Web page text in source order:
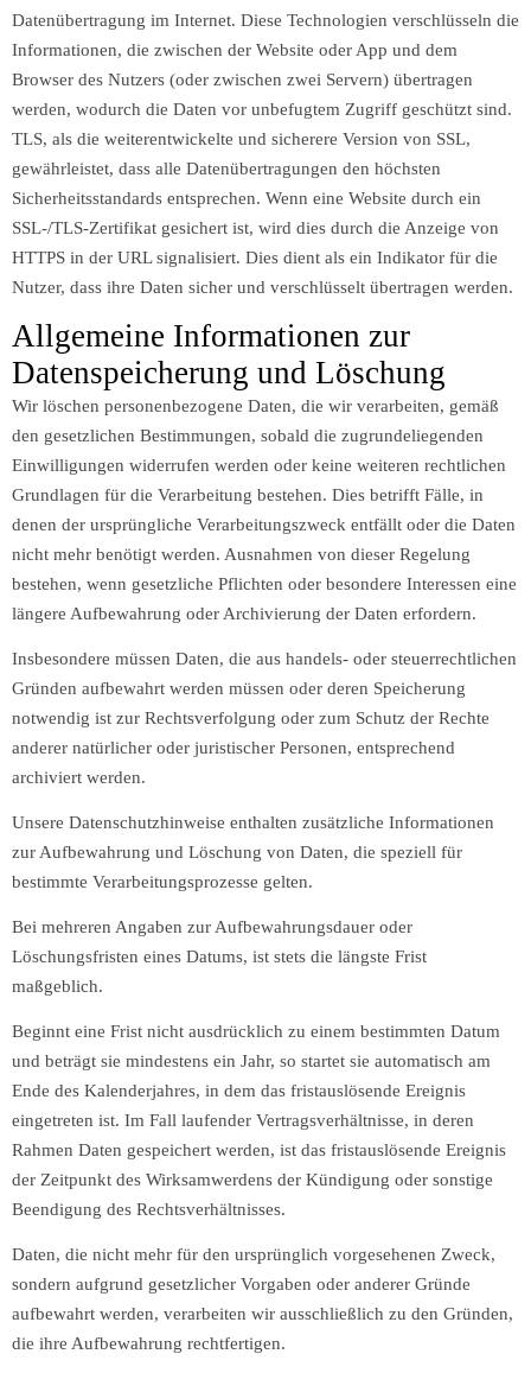
Datenübertragung im Internet. Diese Technologien verschlüsseln die
Informationen, die zwischen der Website oder App und dem
Browser des Nutzers (oder zwischen zwei Servern) übertragen
werden, wodurch die Daten vor unbefugtem Zugriff geschützt sind.
TLS, als die weiterentwickelte und sicherere Version von SSL,
gewährleistet, dass alle Datenübertragungen den höchsten
Sicherheitsstandards entsprechen. Wenn eine Website durch ein
SSL-/TLS-Zertifikat gesichert ist, wird dies durch die Anzeige von
HTTPS in der URL signalisiert. Dies dient als ein Indikator für die
Nutzer, dass ihre Daten sicher und verschlüsselt übertragen werden.
Allgemeine Informationen zur
Datenspeicherung und Löschung
Wir löschen personenbezogene Daten, die wir verarbeiten, gemäß
den gesetzlichen Bestimmungen, sobald die zugrundeliegenden
Einwilligungen widerrufen werden oder keine weiteren rechtlichen
Grundlagen für die Verarbeitung bestehen. Dies betrifft Fälle, in
denen der ursprüngliche Verarbeitungszweck entfällt oder die Daten
nicht mehr benötigt werden. Ausnahmen von dieser Regelung
bestehen, wenn gesetzliche Pflichten oder besondere Interessen eine
längere Aufbewahrung oder Archivierung der Daten erfordern.
Insbesondere müssen Daten, die aus handels- oder steuerrechtlichen
Gründen aufbewahrt werden müssen oder deren Speicherung
notwendig ist zur Rechtsverfolgung oder zum Schutz der Rechte
anderer natürlicher oder juristischer Personen, entsprechend
archiviert werden.
Unsere Datenschutzhinweise enthalten zusätzliche Informationen
zur Aufbewahrung und Löschung von Daten, die speziell für
bestimmte Verarbeitungsprozesse gelten.
Bei mehreren Angaben zur Aufbewahrungsdauer oder
Löschungsfristen eines Datums, ist stets die längste Frist
maßgeblich.
Beginnt eine Frist nicht ausdrücklich zu einem bestimmten Datum
und beträgt sie mindestens ein Jahr, so startet sie automatisch am
Ende des Kalenderjahres, in dem das fristauslösende Ereignis
eingetreten ist. Im Fall laufender Vertragsverhältnisse, in deren
Rahmen Daten gespeichert werden, ist das fristauslösende Ereignis
der Zeitpunkt des Wirksamwerdens der Kündigung oder sonstige
Beendigung des Rechtsverhältnisses.
Daten, die nicht mehr für den ursprünglich vorgesehenen Zweck,
sondern aufgrund gesetzlicher Vorgaben oder anderer Gründe
aufbewahrt werden, verarbeiten wir ausschließlich zu den Gründen,
die ihre Aufbewahrung rechtfertigen.